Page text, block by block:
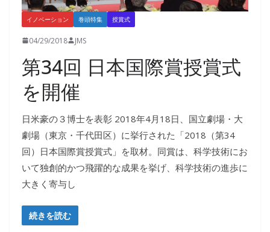
イノベーション 巻頭特集 授賞式
04/29/2018 JMS
第34回 日本国際賞授賞式
を開催
日米豪の３博士を表彰 2018年4月18日、国立劇場・大
劇場（東京・千代田区）に挙行された「2018（第34
回）日本国際賞授賞式」を取材。同賞は、科学技術にお
いて独創的かつ飛躍的な成果を挙げ、科学技術の進歩に
大きく寄与し
続きを読む